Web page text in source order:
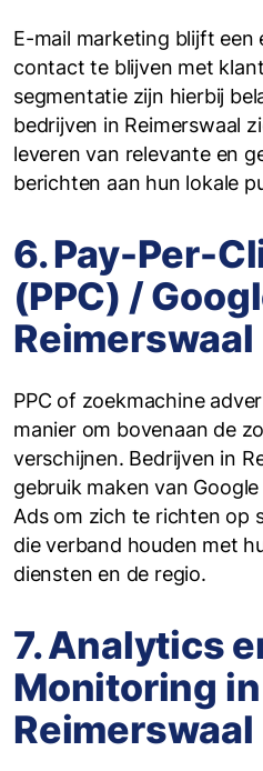
E-mail marketing blijft
contact te blijven met
segmentatie zijn hierbij
bedrijven in Reimerswaal
leveren van relevante en
berichten aan hun lokale
6. Pay-Per-
(PPC) /
Reimerswaal
PPC of zoekmachine
manier om bovenaan de
verschijnen. Bedrijven in
gebruik maken van
Ads om zich te richten op
die verband houden met
diensten en de regio.
7. Analytics
Monitoring in
Reimerswaal